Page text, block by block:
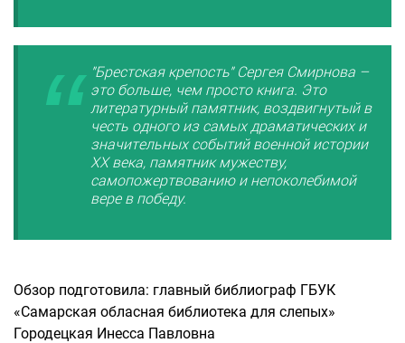
"Брестская крепость" Сергея Смирнова –
это больше, чем просто книга. Это
литературный памятник, воздвигнутый в
честь одного из самых драматических и
значительных событий военной истории
XX века, памятник мужеству,
самопожертвованию и непоколебимой
вере в победу.
Обзор подготовила: главный библиограф ГБУК
«Самарская обласная библиотека для слепых»
Городецкая Инесса Павловна